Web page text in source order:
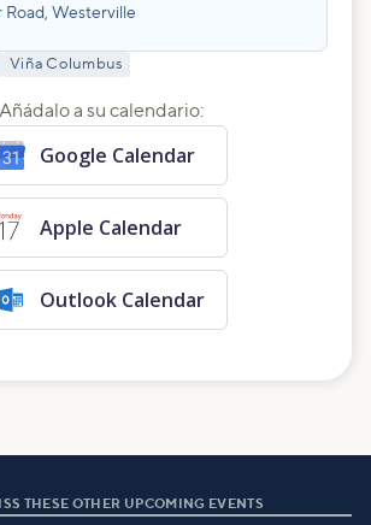
Westerville
Viña Columbus
Añádalo a su calendario:
Google Calendar
Apple Calendar
Outlook Calendar
THESE OTHER UPCOMING EVENTS